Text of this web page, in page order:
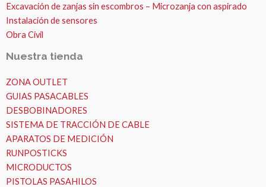
Excavación de zanjas sin escombros – Microzanja con aspirado
Instalación de sensores
Obra Civil
Nuestra tienda
ZONA OUTLET
GUIAS PASACABLES
DESBOBINADORES
SISTEMA DE TRACCIÓN DE CABLE
APARATOS DE MEDICIÓN
RUNPOSTICKS
MICRODUCTOS
PISTOLAS PASAHILOS